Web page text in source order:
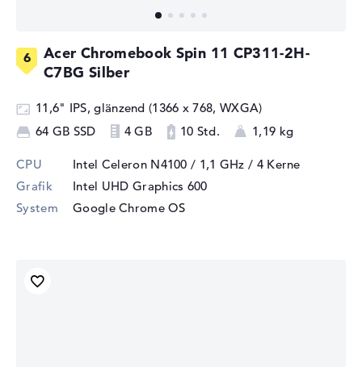
Acer Chromebook Spin 11 CP311-2H-
C7BG Silber
11,6" IPS, glänzend (1366 x 768, WXGA)
64 GB SSD
4 GB 10 Std. 1,19 kg
CPU Intel Celeron N4100 / 1,1 GHz / 4 Kerne
Grafik
Intel UHD Graphics 600
System
Google Chrome OS